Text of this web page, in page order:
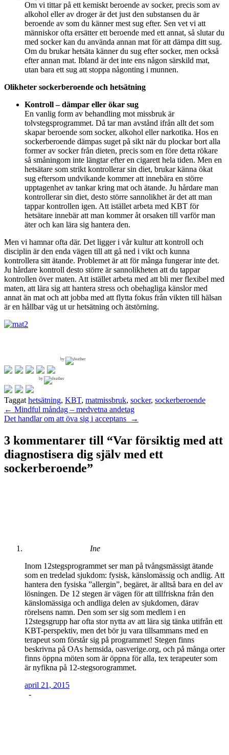
Om vi tittar på ett kemiskt beroende av socker, precis som av
alkohol eller av droger är det just den substansen du är
beroende av som du känner mest sug efter. Sen vet vi att
människor ofta ersätter ett beroende med ett annat, så slutar du
med socker kan du använda annan mat för att dämpa ditt sug.
Om du brukar hetsäta känner du sug efter socker, men också
efter annan mat. Ibland är det inte ens någon särskild mat,
utan bara ett sug att stoppa någonting i munnen.
Olikheter sockerberoende och hetsätning
Kontroll – dämpar eller ökar sug
En vanlig form av behandling mot missbruk är
tolvstegsprogrammet. Då tar man avstånd ifrån allt det som
skapar beroende som socker, alkohol eller narkotika. Hos en
sockerberoende dämpas suget på sikt när du plockar bort alla
former av socker från dieten, precis som en före detta rökare
så småningom inte längtar efter en cigarett hela tiden. Men en
hetsätare som strikt kontrollerar sin diet, brukar känna ökat
sug eftersom undvikande kommer att innebära en större
upptagenhet av tankar kring mat och ätande. Ju hårdare man
kontrollerar sin diet, desto större sannolikhet är det att man
tappar kontrollen igen. Att istället arbeta med KBT för
hetsätare innebär att man kommer åt orsaken till varför man
äter och kan lära sig hantera den.
Men vi hamnar ofta där. Det ligger i vår kultur att kontroll och
disciplin är den enda vägen till att gå ned i vikt och kunna
kontrollera sitt ätande. Problemet är att för många fungerar inte det.
Ju hårdare kontroll desto större är sannolikheten att du tappar
kontrollen över maten. Att istället arbeta med att bli mer flexibel med
maten, att lära sig att hantera stress och obehagliga känslor med
annat än mat och att jobba med att flytta fokus från vikten till hälsan
är en hållbar väg ut ur hetsätning och ätstörning.
by
by
Taggat hetsätning, KBT, matmissbruk, socker, sockerberoende
Inläggsnavigering
← Mindful måndag – medvetna andetag
Det handlar om att öva sig i acceptans
→
3 kommentarer till “Var försiktig med att
diagnostisera dig själv med ett
sockerberoende”
Ine
Inom 12stegsprogrammet ser man på tvångsmässigt ätande
som en tredelad sjukdom: fysisk, känslomässig och andlig. Att
hantera den fysiska ”allergin”, begäret, är alltså bara en del av
lösningen. De 12 stegen är vägen för att tillfriskna från den
känslomässiga och andliga delen av sjukdomen, därav
rörelsens namn. Den som ser sig som medlem i en
12stegsgrupp har ofta stor nytta av att lära sig tänka utifrån ett
KBT-perspektiv, men det bör ju vara tillsammans med en
terapeut som förstår sig på programmet! Stegen finns
beskrivna på OAs hemsida, oasverige.org, och på många orter
finns öppna möten som är öppna för alla, tex terapeuter som
är nyfikna på 12-stegsorogrammet.
april 21, 2015
-